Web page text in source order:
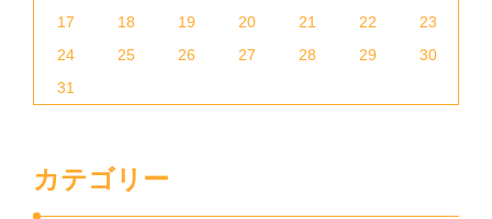
17
18 19 20 21 22
23
24
25 26 27 28 29
30
31
カテゴリー